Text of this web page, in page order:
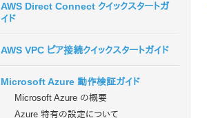
AWS Direct Connect クイックスタートガ
イド
AWS VPC ピア接続クイックスタートガイド
Microsoft Azure 動作検証ガイド
Microsoft Azure の概要
Azure 特有の設定について